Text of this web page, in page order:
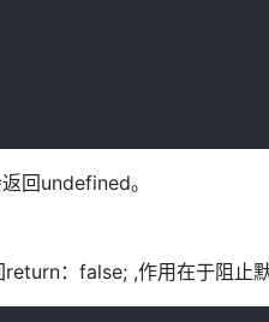
回undefined。
：false; ,作用在于阻止